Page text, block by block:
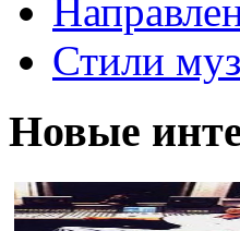
Стили
Новые